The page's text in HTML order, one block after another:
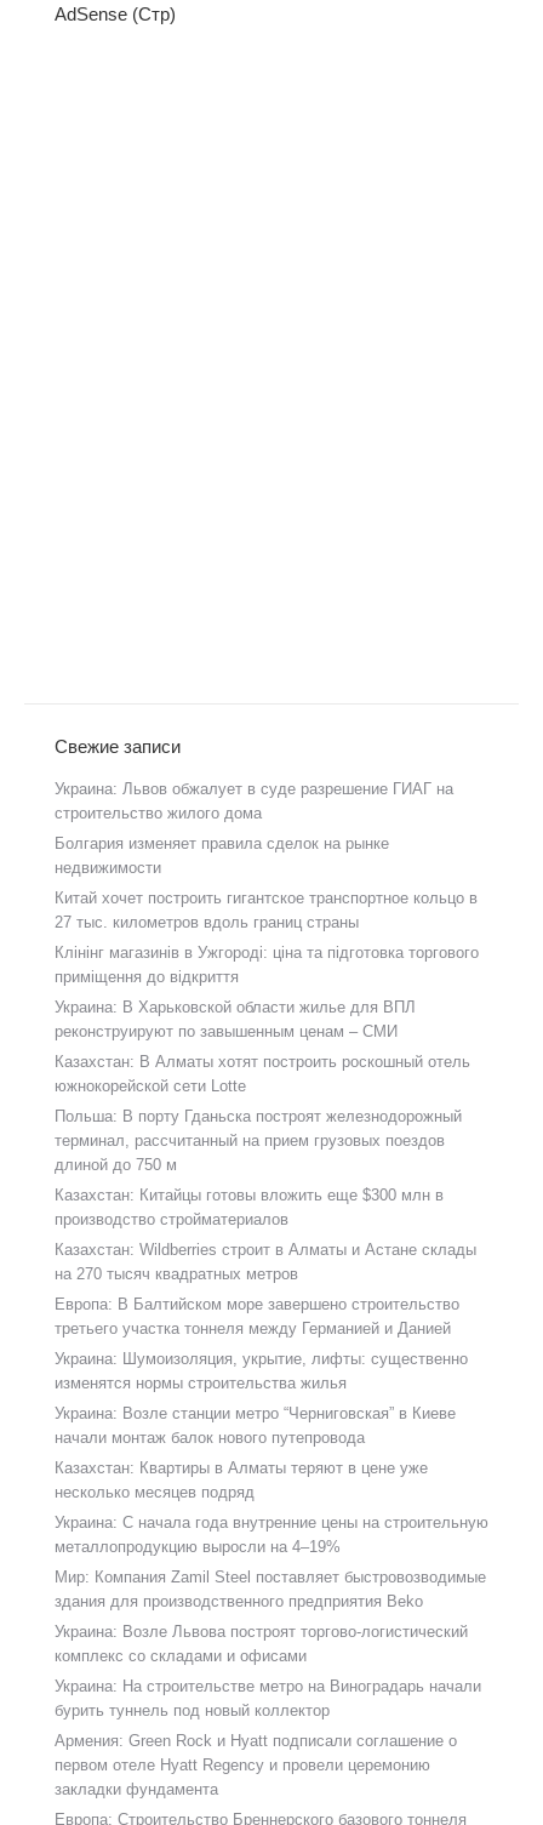
AdSense (Стр)
Свежие записи
Украина: Львов обжалует в суде разрешение ГИАГ на
строительство жилого дома
Болгария изменяет правила сделок на рынке
недвижимости
Китай хочет построить гигантское транспортное кольцо в
27 тыс. километров вдоль границ страны
Клінінг магазинів в Ужгороді: ціна та підготовка торгового
приміщення до відкриття
Украина: В Харьковской области жилье для ВПЛ
реконструируют по завышенным ценам – СМИ
Казахстан: В Алматы хотят построить роскошный отель
южнокорейской сети Lotte
Польша: В порту Гданьска построят железнодорожный
терминал, рассчитанный на прием грузовых поездов
длиной до 750 м
Казахстан: Китайцы готовы вложить еще $300 млн в
производство стройматериалов
Казахстан: Wildberries строит в Алматы и Астане склады
на 270 тысяч квадратных метров
Европа: В Балтийском море завершено строительство
третьего участка тоннеля между Германией и Данией
Украина: Шумоизоляция, укрытие, лифты: существенно
изменятся нормы строительства жилья
Украина: Возле станции метро “Черниговская” в Киеве
начали монтаж балок нового путепровода
Казахстан: Квартиры в Алматы теряют в цене уже
несколько месяцев подряд
Украина: С начала года внутренние цены на строительную
металлопродукцию выросли на 4–19%
Мир: Компания Zamil Steel поставляет быстровозводимые
здания для производственного предприятия Beko
Украина: Возле Львова построят торгово-логистический
комплекс со складами и офисами
Украина: На строительстве метро на Виноградарь начали
бурить туннель под новый коллектор
Армения: Green Rock и Hyatt подписали соглашение о
первом отеле Hyatt Regency и провели церемонию
закладки фундамента
Европа: Строительство Бреннерского базового тоннеля